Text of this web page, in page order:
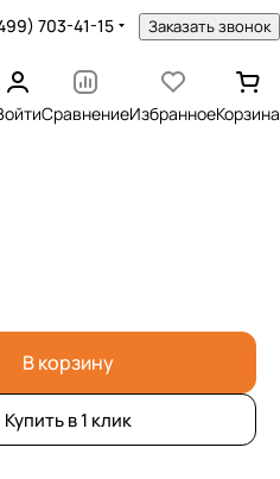
703-41-15 Заказать звонок
СравнениеИзбранноеКорзина
В корзину
Купить в 1 клик